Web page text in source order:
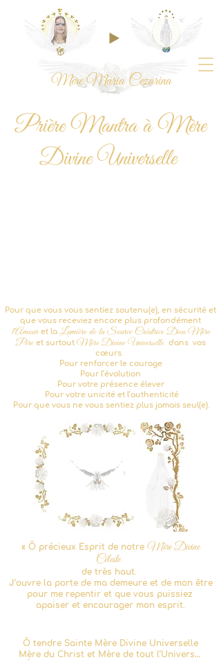
Mère Maria Cezarina
Prière Mantra à Mère
Divine Universelle
Pour que vous vous sentiez soutenu(e), en sécurité et
que vous receviez encore plus profondément
l'Amour et la Lumière de la Source Créatrice Dieu Mère
Père et surtout Mère Divine Universelle dans vos
cœurs.
Pour renforcer le courage
Pour l’évolution
Pour votre présence élever
Pour votre unicité et l’authenticité
Pour que vous ne vous sentiez plus jamais seul(e).
« Ô précieux Esprit de notre Mère Divine
Céleste
de très haut.
J’ouvre la porte de ma demeure et de mon être
pour me repentir et que vous puissiez
apaiser et encourager mon esprit.
Ô tendre Sainte Mère Divine Universelle
Mère du Christ et Mère de tout l’Univers…